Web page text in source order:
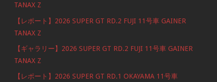
TANAX Z
【レポート】2026 SUPER GT RD.2 FUJI 11号車 GAINER
TANAX Z
【ギャラリー】2026 SUPER GT RD.2 FUJI 11号車 GAINER
TANAX Z
【レポート】2026 SUPER GT RD.1 OKAYAMA 11号車